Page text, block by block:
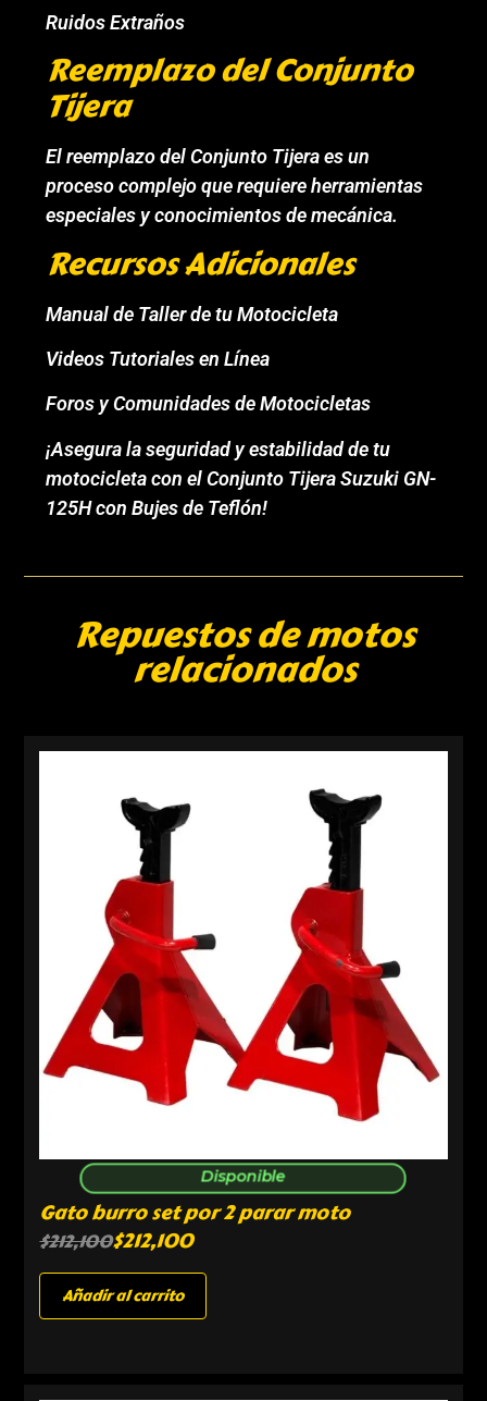
Ruidos Extraños
Reemplazo del Conjunto
Tijera
El reemplazo del Conjunto Tijera es un
proceso complejo que requiere herramientas
especiales y conocimientos de mecánica.
Recursos Adicionales
Manual de Taller de tu Motocicleta
Videos Tutoriales en Línea
Foros y Comunidades de Motocicletas
¡Asegura la seguridad y estabilidad de tu
motocicleta con el Conjunto Tijera Suzuki GN-
125H con Bujes de Teflón!
Repuestos de motos
relacionados
Disponible
Gato burro set por 2 parar moto
$212,100$212,100
Añadir al carrito